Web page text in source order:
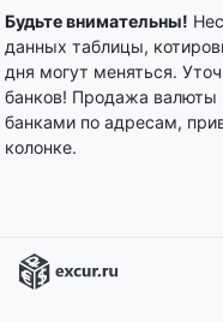
Будьте внимательны!
данных таблицы,
дня могут меняться.
банков! Продажа валюты
банками по адресам,
колонке.